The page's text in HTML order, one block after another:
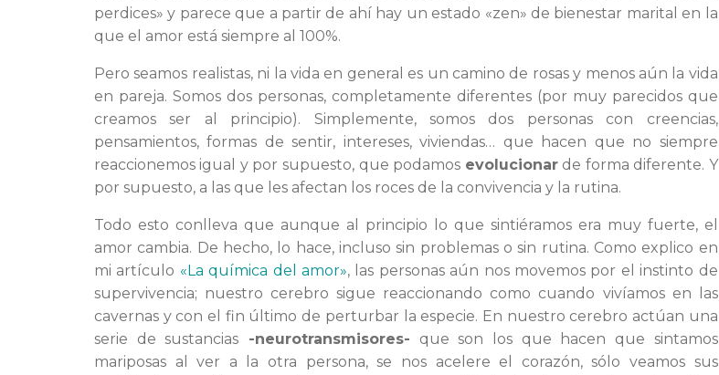
perdices» y parece que a partir de ahí hay un estado «zen» de bienestar marital en la
que el amor está siempre al 100%.
Pero seamos realistas, ni la vida en general es un camino de rosas y menos aún la vida
en pareja. Somos dos personas, completamente diferentes (por muy parecidos que
creamos ser al principio). Simplemente, somos dos personas con creencias,
pensamientos, formas de sentir, intereses, viviendas… que hacen que no siempre
reaccionemos igual y por supuesto, que podamos evolucionarde forma diferente. Y
por supuesto, a las que les afectan los roces de la convivencia y la rutina.
Todo esto conlleva que aunque al principio lo que sintiéramos era muy fuerte, el
amor cambia. De hecho, lo hace, incluso sin problemas o sin rutina. Como explico en
mi artículo «La química del amor», las personas aún nos movemos por el instinto de
supervivencia; nuestro cerebro sigue reaccionando como cuando vivíamos en las
cavernas y con el fin último de perturbar la especie. En nuestro cerebro actúan una
serie de sustancias -neurotransmisores- que son los que hacen que sintamos
mariposas al ver a la otra persona, se nos acelere el corazón, sólo veamos sus